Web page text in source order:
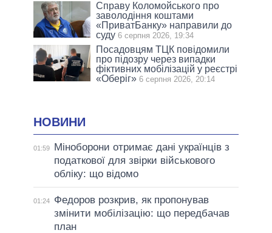
Справу Коломойського про
заволодіння коштами
«ПриватБанку» направили до
суду 6 серпня 2026, 19:34
Посадовцям ТЦК повідомили
про підозру через випадки
фіктивних мобілізацій у реєстрі
«Оберіг» 6 серпня 2026, 20:14
НОВИНИ
01:59
Міноборони отримає дані українців з
податкової для звірки військового
обліку: що відомо
01:24
Федоров розкрив, як пропонував
змінити мобілізацію: що передбачав
план